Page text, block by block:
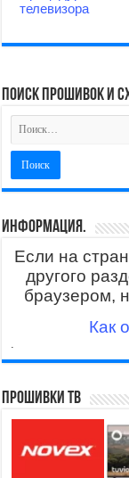
телевизора
поиск прошивок и
Информация.
Если на
другого
браузером,
Как
Прошивки ТВ